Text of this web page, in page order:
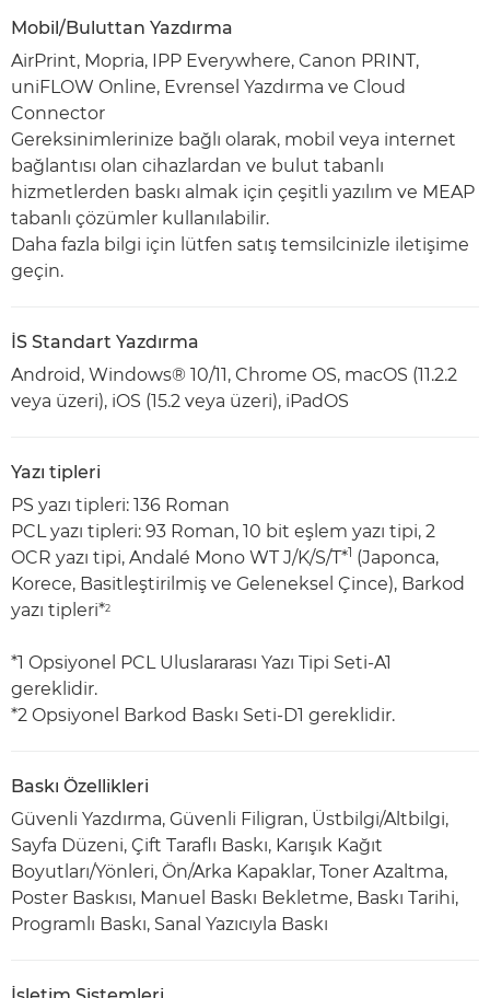
Mobil/Buluttan Yazdırma
AirPrint, Mopria, IPP Everywhere, Canon PRINT,
uniFLOW Online, Evrensel Yazdırma ve Cloud
Connector
Gereksinimlerinize bağlı olarak, mobil veya internet
bağlantısı olan cihazlardan ve bulut tabanlı
hizmetlerden baskı almak için çeşitli yazılım ve MEAP
tabanlı çözümler kullanılabilir.
Daha fazla bilgi için lütfen satış temsilcinizle iletişime
geçin.
İS Standart Yazdırma
Android, Windows® 10/11, Chrome OS, macOS (11.2.2
veya üzeri), iOS (15.2 veya üzeri), iPadOS
Yazı tipleri
PS yazı tipleri: 136 Roman
PCL yazı tipleri: 93 Roman, 10 bit eşlem yazı tipi, 2
OCR yazı tipi, Andalé Mono WT J/K/S/T*1 (Japonca,
Korece, Basitleştirilmiş ve Geleneksel Çince), Barkod
yazı tipleri*2
*1 Opsiyonel PCL Uluslararası Yazı Tipi Seti-A1
gereklidir.
*2 Opsiyonel Barkod Baskı Seti-D1 gereklidir.
Baskı Özellikleri
Güvenli Yazdırma, Güvenli Filigran, Üstbilgi/Altbilgi,
Sayfa Düzeni, Çift Taraflı Baskı, Karışık Kağıt
Boyutları/Yönleri, Ön/Arka Kapaklar, Toner Azaltma,
Poster Baskısı, Manuel Baskı Bekletme, Baskı Tarihi,
Programlı Baskı, Sanal Yazıcıyla Baskı